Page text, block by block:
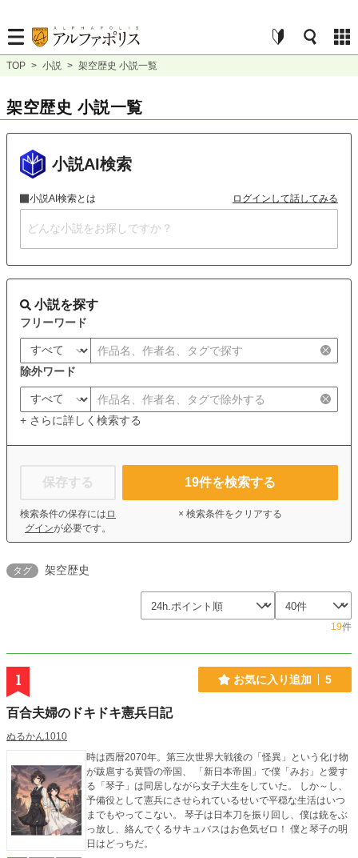
TOP > 小説 > 架空歴史 小説一覧
架空歴史 小説一覧
小説AI検索
小説AI検索とは ログインして話してみる
小説を探す
フリーワード
除外ワード
+ さらに詳しく検索する
保存する
検索条件の保存には ロ
グインが必要です。
19件を検索する
× 検索条件をクリアする
タグ 架空歴史
19件
1 お気に入り追加 5
百合夫婦のドキドキ憲兵日記
ぬるかん1010
時は西暦2070年。第三次世界大戦後の「怪異」という化け物
が跋扈する黄昏の帝国、 「新日本帝国」で僕「みお」と愛す
る「琴子」は同居しながら女子大生をしていた。 しか～し、
予備役として憲兵にさせられているせいで平穏な生活はいつ
までもやってこない。 琴子は日本刀を振り回し、僕は銃をぶ
っ放し、絡んでくるサキュバスはお色気ゼロ！ 僕と琴子の明
日はどっちだ。